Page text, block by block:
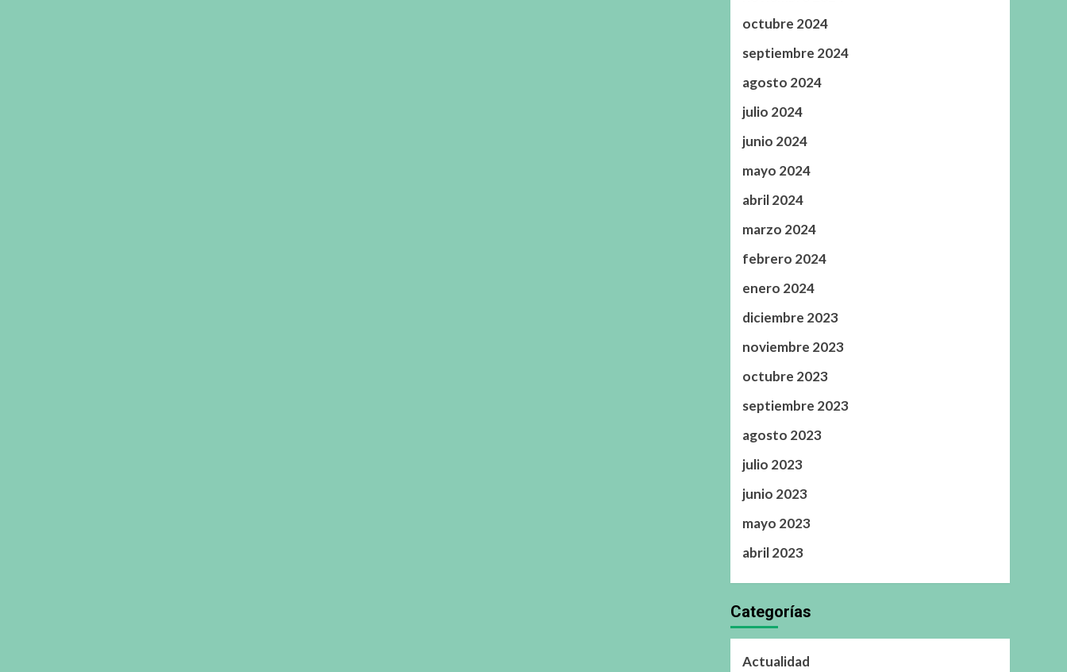
octubre 2024
septiembre 2024
agosto 2024
julio 2024
junio 2024
mayo 2024
abril 2024
marzo 2024
febrero 2024
enero 2024
diciembre 2023
noviembre 2023
octubre 2023
septiembre 2023
agosto 2023
julio 2023
junio 2023
mayo 2023
abril 2023
Categorías
Actualidad